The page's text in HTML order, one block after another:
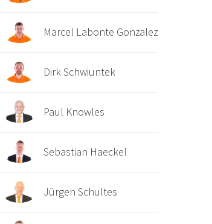
Marcel Labonte Gonzalez
Dirk Schwiuntek
Paul Knowles
Sebastian Haeckel
Jürgen Schultes